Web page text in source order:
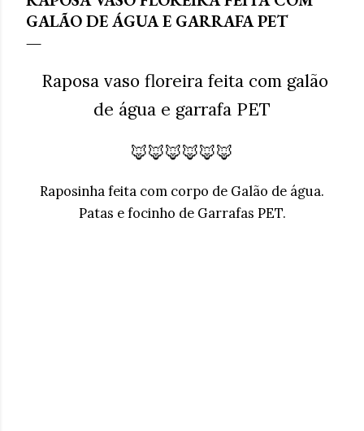
GALÃO DE ÁGUA E GARRAFA PET
Raposa vaso floreira feita com galão
de água e garrafa PET
🦊🦊🦊🦊🦊🦊
Raposinha feita com corpo de Galão de água.
Patas e focinho de Garrafas PET.